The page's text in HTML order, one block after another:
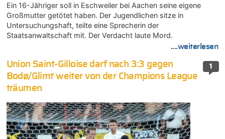
Ein 16-Jähriger soll in Eschweiler bei Aachen seine eigene
Großmutter getötet haben. Der Jugendlichen sitze in
Untersuchungshaft, teilte eine Sprecherin der
Staatsanwaltschaft mit. Der Verdacht laute Mord.
....weiterlesen
1
Union Saint-Gilloise darf nach 3:3 gegen
Bodø/Glimt weiter von der Champions League
träumen